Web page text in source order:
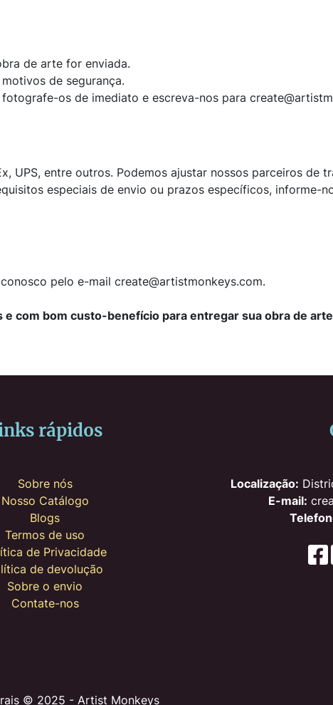
de arte for enviada.
de segurança.
os de imediato e escreva-nos para
UPS, entre outros. Podemos ajustar nossos parceiros de
especiais de envio ou prazos específicos, informe-
pelo e-mail create@artistmonkeys.com.
com bom custo-benefício para entregar sua obra de
rápidos
Sobre nós
Nosso Catálogo
Blogs
Termos de uso
de Privacidade
de devolução
Sobre o envio
Contate-nos
Localização:
E-mail:
© 2025 - Artist Monkeys